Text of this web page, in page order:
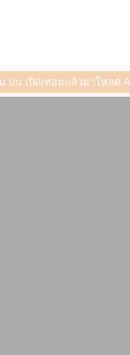
บน เปิดเทอมแล้วมาโหลด